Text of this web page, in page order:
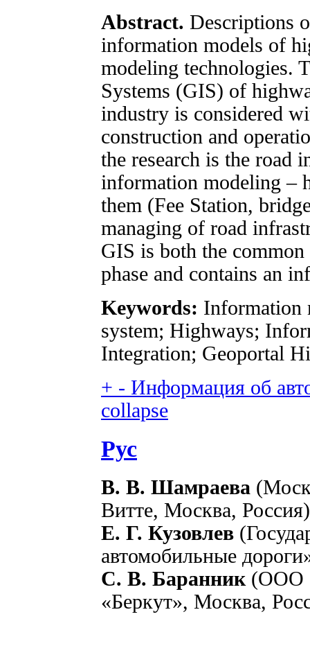
Abstract. Descriptions
information models of
modeling technologies.
Systems (GIS) of
industry is considered
construction and
the research is the road
information modeling –
them (Fee Station,
managing of road
GIS is both the
phase and contains an
Keywords: Information
system; Highways;
Integration; Geoportal
+ - Информация об
collapse
Рус
В. В. Шамраева
Витте, Москва,
Е. Г. Кузовлев
автомобильные
С. В. Баранник (ООО
«Беркут», Москва,